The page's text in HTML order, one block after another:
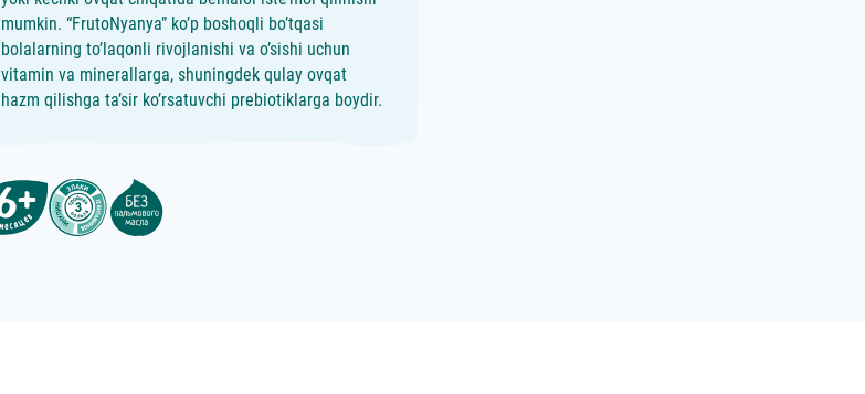
mumkin. “FrutoNyanya” ko’p boshoqli bo’tqasi
bolalarning to’laqonli rivojlanishi va o’sishi uchun
vitamin va minerallarga, shuningdek qulay ovqat
hazm qilishga ta’sir ko’rsatuvchi prebiotiklarga boydir.